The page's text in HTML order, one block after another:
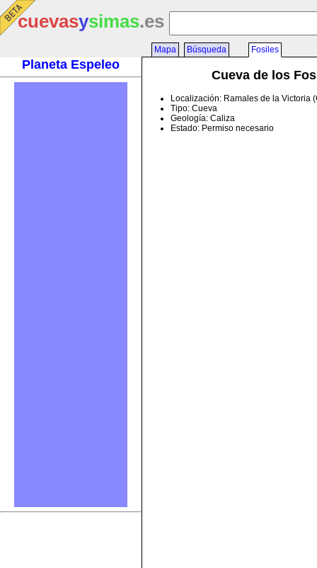
cuevasysimas.es
Planeta Espeleo
Mapa Búsqueda Fosiles
Cueva de los
Localización: Ramales de la Victoria
Tipo: Cueva
Geología: Caliza
Estado: Permiso necesario